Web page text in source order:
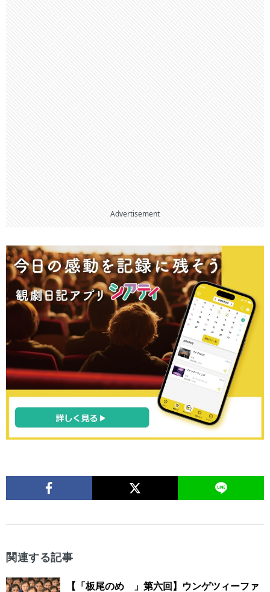
Advertisement
関連する記事
【「板尾のめ゙」第六回】ウンゲツィーファ